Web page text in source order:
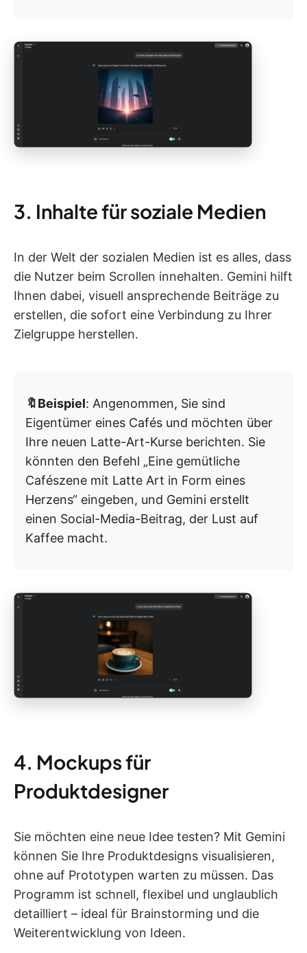
3. Inhalte für soziale Medien
In der Welt der sozialen Medien ist es alles, dass
die Nutzer beim Scrollen innehalten. Gemini hilft
Ihnen dabei, visuell ansprechende Beiträge zu
erstellen, die sofort eine Verbindung zu Ihrer
Zielgruppe herstellen.
🔖Beispiel: Angenommen, Sie sind
Eigentümer eines Cafés und möchten über
Ihre neuen Latte-Art-Kurse berichten. Sie
könnten den Befehl „Eine gemütliche
Cafészene mit Latte Art in Form eines
Herzens“ eingeben, und Gemini erstellt
einen Social-Media-Beitrag, der Lust auf
Kaffee macht.
4. Mockups für
Produktdesigner
Sie möchten eine neue Idee testen? Mit Gemini
können Sie Ihre Produktdesigns visualisieren,
ohne auf Prototypen warten zu müssen. Das
Programm ist schnell, flexibel und unglaublich
detailliert – ideal für Brainstorming und die
Weiterentwicklung von Ideen.